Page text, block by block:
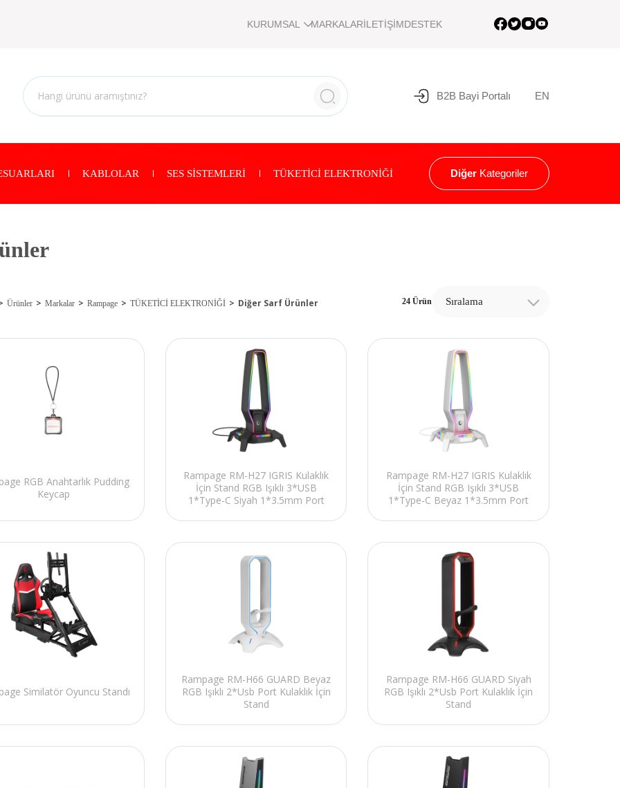
KURUMSAL MARKALARİLETİŞİMDESTEK
B2B Bayi Portalı EN
KABLOLAR SES SİSTEMLERİ TÜKETİCİ ELEKTRONİĞİ Diğer Kategoriler
Ürünler Markalar Rampage TÜKETİCİ ELEKTRONİĞİ Diğer Sarf Ürünler 24 Ürün Sıralama
RGB Anahtarlık Pudding
Keycap
Rampage RM-H27 IGRIS Kulaklık
İçin Stand RGB Işıklı 3*USB
1*Type-C Siyah 1*3.5mm Port
Rampage RM-H27 IGRIS Kulaklık
İçin Stand RGB Işıklı 3*USB
1*Type-C Beyaz 1*3.5mm Port
Similatör Oyuncu Standı
Rampage RM-H66 GUARD Beyaz
RGB Işıklı 2*Usb Port Kulaklık İçin
Stand
Rampage RM-H66 GUARD Siyah
RGB Işıklı 2*Usb Port Kulaklık İçin
Stand